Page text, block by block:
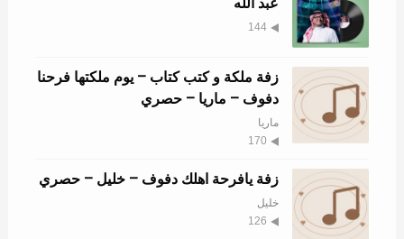
144
زفة ملكة و كتب كتاب – يوم ملكتها فرحنا
دفوف – ماريا – حصري
ماريا
170
زفة يافرحة اهلك دفوف – خليل – حصري
خليل
126